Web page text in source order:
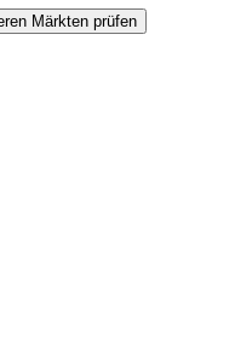
Märkten prüfen